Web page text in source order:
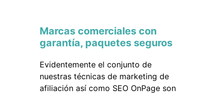
Marcas comerciales con
garantía, paquetes seguros
Evidentemente el conjunto de
nuestras técnicas de marketing de
afiliación así como SEO OnPage son